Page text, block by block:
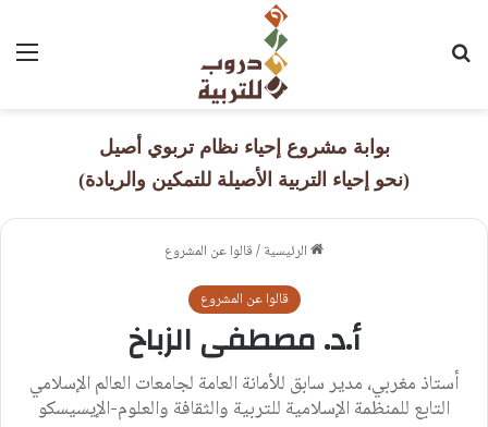
بوابة مشروع إحياء نظام تربوي أصيل
(نحو إحياء التربية الأصيلة للتمكين والريادة)
الرئيسية/قالوا عن المشروع
قالوا عن المشروع
أ.د. مصطفى الزباخ
أستاذ مغربي، مدير سابق للأمانة العامة لجامعات العالم الإسلامي
التابع للمنظمة الإسلامية للتربية والثقافة والعلوم-الإيسيسكو